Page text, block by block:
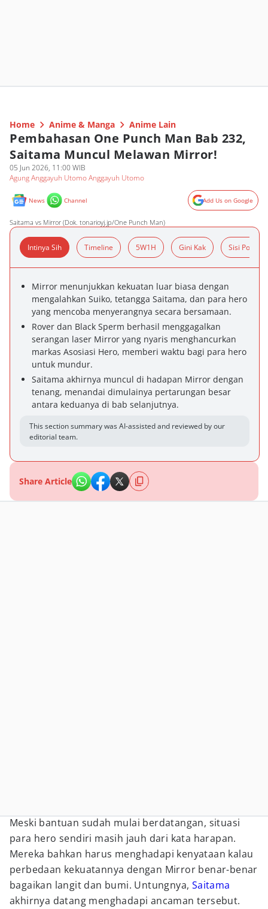
Home Anime & Manga Anime Lain
Pembahasan One Punch Man Bab 232,
Saitama Muncul Melawan Mirror!
05 Jun 2026, 11:00 WIB
Agung Anggayuh Utomo Anggayuh Utomo
News Channel Add Us on Google
Saitama vs Mirror (Dok. tonarioyj.jp/One Punch Man)
Intinya Sih Timeline 5W1H Gini Kak Sisi Positif
Mirror menunjukkan kekuatan luar biasa dengan
mengalahkan Suiko, tetangga Saitama, dan para hero
yang mencoba menyerangnya secara bersamaan.
Rover dan Black Sperm berhasil menggagalkan
serangan laser Mirror yang nyaris menghancurkan
markas Asosiasi Hero, memberi waktu bagi para hero
untuk mundur.
Saitama akhirnya muncul di hadapan Mirror dengan
tenang, menandai dimulainya pertarungan besar
antara keduanya di bab selanjutnya.
This section summary was AI-assisted and reviewed by our
editorial team.
Share Article
Meski bantuan sudah mulai berdatangan, situasi
para hero sendiri masih jauh dari kata harapan.
Mereka bahkan harus menghadapi kenyataan kalau
perbedaan kekuatannya dengan Mirror benar-benar
bagaikan langit dan bumi. Untungnya, Saitama
akhirnya datang menghadapi ancaman tersebut.